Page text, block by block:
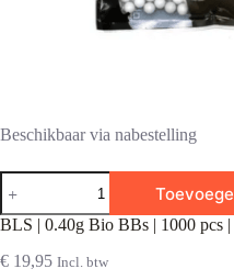
Beschikbaar via nabestelling
BLS
0.40g
Bio
BBs
BLS | 0.40g Bio BBs | 1000 pcs
€ 19,95 Incl. btw